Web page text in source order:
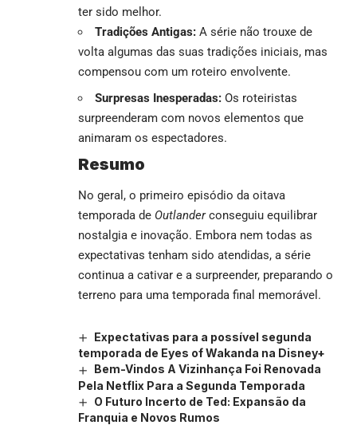
ter sido melhor.
Tradições Antigas: A série não trouxe de
volta algumas das suas tradições iniciais, mas
compensou com um roteiro envolvente.
Surpresas Inesperadas: Os roteiristas
surpreenderam com novos elementos que
animaram os espectadores.
Resumo
No geral, o primeiro episódio da oitava
temporada de Outlanderconseguiu equilibrar
nostalgia e inovação. Embora nem todas as
expectativas tenham sido atendidas, a série
continua a cativar e a surpreender, preparando o
terreno para uma temporada final memorável.
Expectativas para a possível segunda
temporada de Eyes of Wakanda na Disney+
Bem-Vindos A Vizinhança Foi Renovada
Pela Netflix Para a Segunda Temporada
O Futuro Incerto de Ted: Expansão da
Franquia e Novos Rumos